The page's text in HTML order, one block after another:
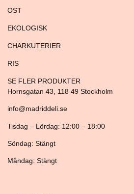
OST
EKOLOGISK
CHARKUTERIER
RIS
SE FLER PRODUKTER
Hornsgatan 43, 118 49 Stockholm
info@madriddeli.se
Tisdag – Lördag: 12:00 – 18:00
Söndag: Stängt
Måndag: Stängt